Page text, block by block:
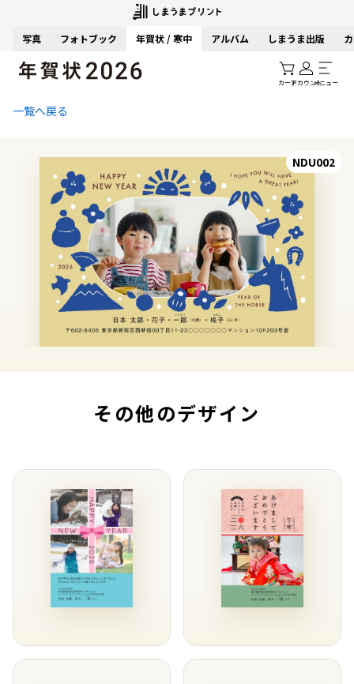
写真 フォトブック 年賀状 / 寒中 アルバム しまうま出版
カートアカウントメニュー
一覧へ戻る
NDU002
その他のデザイン